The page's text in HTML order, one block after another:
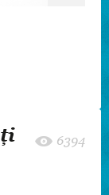
6394